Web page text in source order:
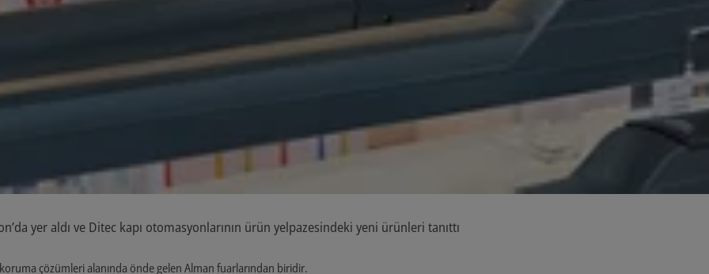
yer aldı ve Ditec kapı otomasyonlarının ürün yelpazesindeki yeni ürünleri tanıttı
çözümleri alanında önde gelen Alman fuarlarından biridir.